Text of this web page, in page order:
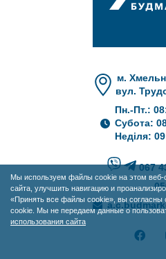
Мы используем файлы cookie на этом веб-
сайта, улучшить навигацию и
«Принять все файлы cookie», вы
cookie. Мы не передаем данные о
использования сайта
м.
вул.
Пн.-Пт.:
Субота:
Неділя:
067